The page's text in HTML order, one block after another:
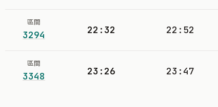
區間
3294 22:32 22:52
區間
3348 23:26 23:47